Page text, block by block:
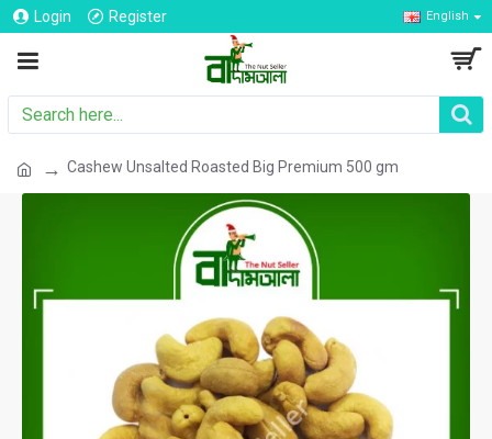
Login Register English
Cashew Unsalted Roasted Big Premium 500 gm